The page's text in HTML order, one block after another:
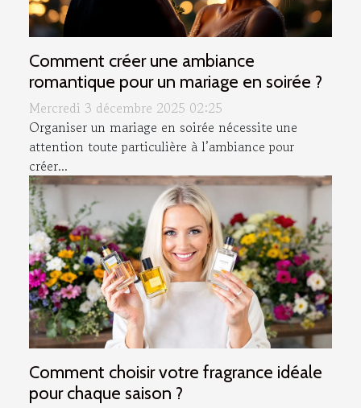
Comment créer une ambiance
romantique pour un mariage en soirée ?
Mercredi 3 décembre 2025 02:25
Organiser un mariage en soirée nécessite une
attention toute particulière à l’ambiance pour
créer...
Comment choisir votre fragrance idéale
pour chaque saison ?